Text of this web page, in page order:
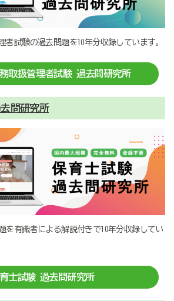
試験の過去問題を10年分収録しています。
取扱管理者試験 過去問研究所
問研究所
を有識者による解説付きで10年分収録してい
士試験 過去問研究所